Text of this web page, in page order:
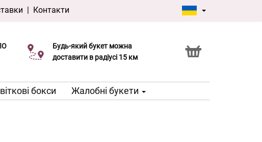
| Контакти
Будь-який букет можна
доставити в радіусі 15 км
Послуга Click & Collect
бокси Жалобні букети